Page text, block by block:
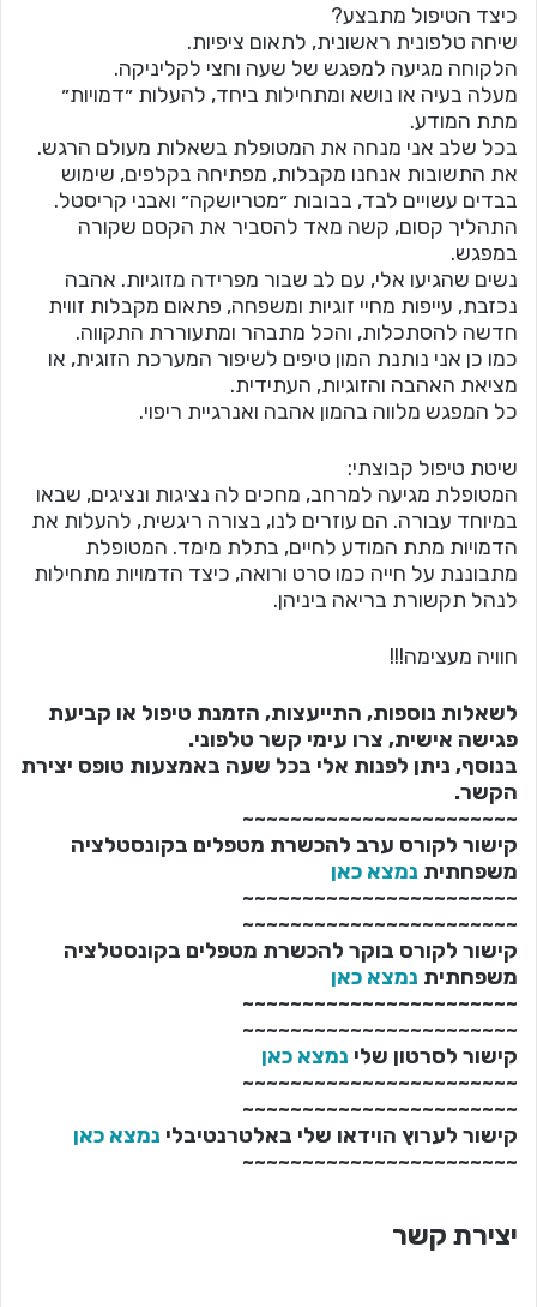
כיצד הטיפול מתבצע?
שיחה טלפונית ראשונית, לתאום ציפיות.
הלקוחה מגיעה למפגש של שעה וחצי לקליניקה.
מעלה בעיה או נושא ומתחילות ביחד, להעלות ״דמויות״
מתת המודע.
בכל שלב אני מנחה את המטופלת בשאלות מעולם הרגש.
את התשובות אנחנו מקבלות, מפתיחה בקלפים, שימוש
בבדים עשויים לבד, בבובות ״מטריושקה״ ואבני קריסטל.
התהליך קסום, קשה מאד להסביר את הקסם שקורה
במפגש.
נשים שהגיעו אלי, עם לב שבור מפרידה מזוגיות. אהבה
נכזבת, עייפות מחיי זוגיות ומשפחה, פתאום מקבלות זווית
חדשה להסתכלות, והכל מתבהר ומתעוררת התקווה.
כמו כן אני נותנת המון טיפים לשיפור המערכת הזוגית, או
מציאת האהבה והזוגיות, העתידית.
כל המפגש מלווה בהמון אהבה ואנרגיית ריפוי.
שיטת טיפול קבוצתי:
המטופלת מגיעה למרחב, מחכים לה נציגות ונציגים, שבאו
במיוחד עבורה. הם עוזרים לנו, בצורה ריגשית, להעלות את
הדמויות מתת המודע לחיים, בתלת מימד. המטופלת
מתבוננת על חייה כמו סרט ורואה, כיצד הדמויות מתחילות
לנהל תקשורת בריאה ביניהן.
חוויה מעצימה!!!
לשאלות נוספות, התייעצות, הזמנת טיפול או קביעת
פגישה אישית, צרו עימי קשר טלפוני.
בנוסף, ניתן לפנות אלי בכל שעה באמצעות טופס יצירת
הקשר.
~~~~~~~~~~~~~~~~~~~~~~~
קישור לקורס ערב להכשרת מטפלים בקונסטלציה
משפחתית נמצא כאן
~~~~~~~~~~~~~~~~~~~~~~~
~~~~~~~~~~~~~~~~~~~~~~~
קישור לקורס בוקר להכשרת מטפלים בקונסטלציה
משפחתית נמצא כאן
~~~~~~~~~~~~~~~~~~~~~~~
~~~~~~~~~~~~~~~~~~~~~~~
קישור לסרטון שלי נמצא כאן
~~~~~~~~~~~~~~~~~~~~~~~
~~~~~~~~~~~~~~~~~~~~~~~
קישור לערוץ הוידאו שלי באלטרנטיבלי נמצא כאן
~~~~~~~~~~~~~~~~~~~~~~~
יצירת קשר